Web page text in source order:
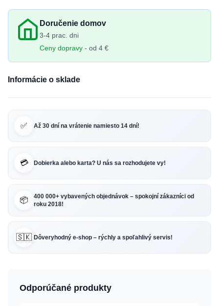
Doručenie domov
3-4 prac. dni
Ceny dopravy - od 4 €
Informácie o sklade
✅ Až 30 dní na vrátenie namiesto 14 dní!
💳 Dobierka alebo karta? U nás sa rozhodujete vy!
📦
400 000+ vybavených objednávok – spokojní zákazníci od
roku 2018!
🇸🇰 Dôveryhodný e-shop – rýchly a spoľahlivý servis!
Odporúčané produkty